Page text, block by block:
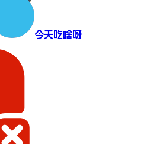
今天吃啥呀